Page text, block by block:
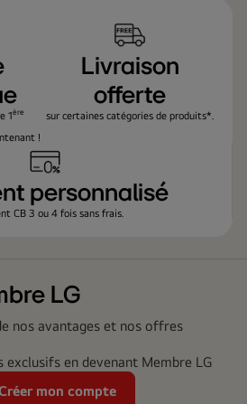
1ère
!
Livraison
offerte
sur certaines catégories de produits*.
personnalisé
CB 3 ou 4 fois sans frais.
LG
nos avantages et nos offres
exclusifs en devenant Membre LG
Créer mon compte